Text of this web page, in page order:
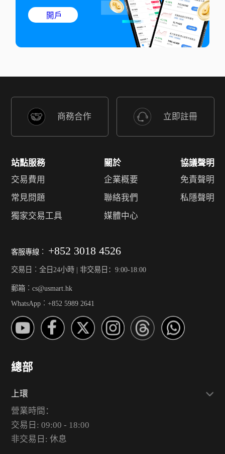
開戶
商務合作 立即註冊
站點服務
交易費用
常見問題
獨家交易工具
關於
企業概要
聯絡我們
媒體中心
協議聲明
免責聲明
私隱聲明
客服專線︰ +852 3018 4526
交易日︰全日24小時 | 非交易日：9:00-18:00
郵箱︰cs@usmart.hk
WhatsApp︰+852 5989 2641
總部
上環
營業時間：
交易日: 09:00 - 18:00
非交易日: 休息